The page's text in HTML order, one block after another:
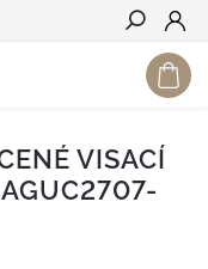
Hledat
VISACÍ